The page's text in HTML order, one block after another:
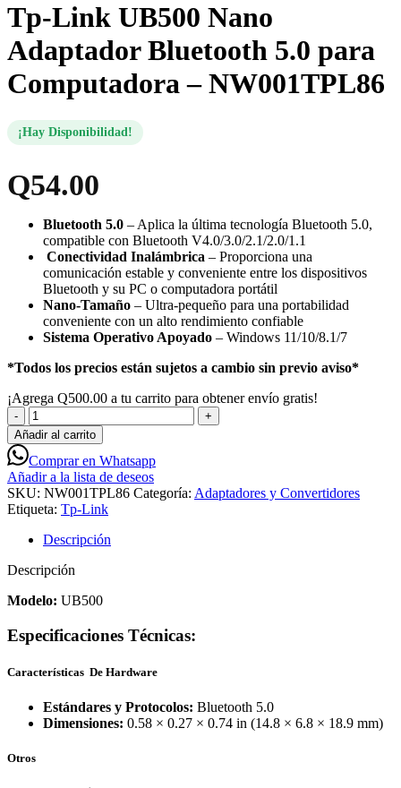
Tp-Link UB500 Nano
Adaptador Bluetooth 5.0 para
Computadora – NW001TPL86
¡Hay Disponibilidad!
Q54.00
Bluetooth 5.0 – Aplica la última tecnología Bluetooth 5.0,
compatible con Bluetooth V4.0/3.0/2.1/2.0/1.1
Conectividad Inalámbrica – Proporciona una
comunicación estable y conveniente entre los dispositivos
Bluetooth y su PC o computadora portátil
Nano-Tamaño – Ultra-pequeño para una portabilidad
conveniente con un alto rendimiento confiable
Sistema Operativo Apoyado – Windows 11/10/8.1/7
*Todos los precios están sujetos a cambio sin previo aviso*
¡Agrega Q500.00 a tu carrito para obtener envío gratis!
Tp-
Link
UB500
Nano
Adaptador
Bluetooth
5.0
Computadora
NW001TPL86
Añadir al carrito
Comprar en Whatsapp
Añadir a la lista de deseos
SKU: NW001TPL86 Categoría: Adaptadores y Convertidores
Etiqueta: Tp-Link
Descripción
Descripción
Modelo: UB500
Especificaciones Técnicas:
Características De Hardware
Estándares y Protocolos: Bluetooth 5.0
Dimensiones: 0.58 × 0.27 × 0.74 in (14.8 × 6.8 × 18.9 mm)
Otros